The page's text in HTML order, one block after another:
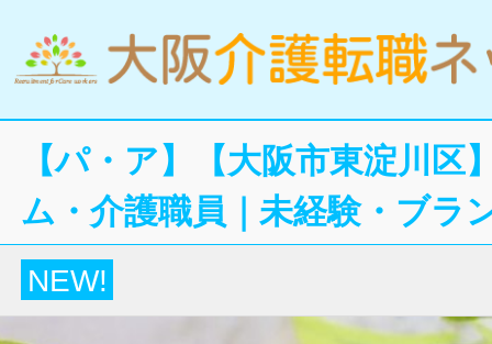
【パ・ア】【大阪市東淀川区
ム・介護職員｜未経験・ブラ
NEW!